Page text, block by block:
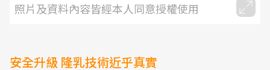
照片及資料內容皆經本人同意授權使用
安全升級 隆乳技術近乎真實